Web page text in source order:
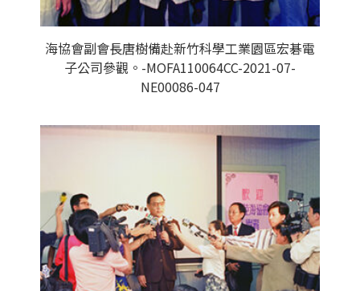
海協會副會長唐樹備赴新竹科學工業園區宏碁電
子公司參觀。-MOFA110064CC-2021-07-
NE00086-047